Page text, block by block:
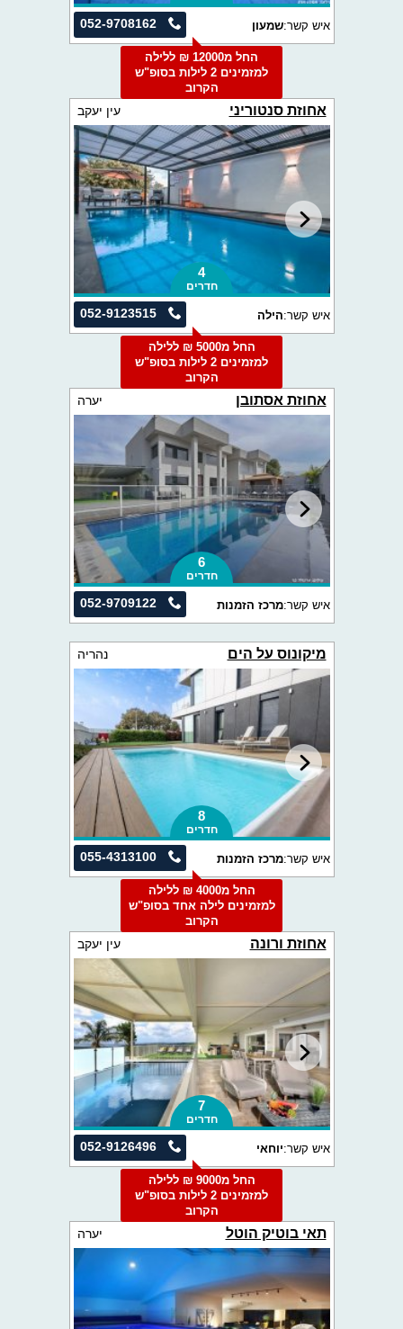
052-9708162 איש קשר:שמעון
החל מ12000 ₪ ללילה
למזמינים 2 לילות בסופ"ש
הקרוב
אחוזת סנטוריני עין יעקב
4
חדרים
052-9123515 איש קשר:הילה
החל מ5000 ₪ ללילה
למזמינים 2 לילות בסופ"ש
הקרוב
אחוזת אסתובן יערה
6
חדרים
052-9709122 איש קשר:מרכז הזמנות
מיקונוס על הים נהריה
8
חדרים
055-4313100 איש קשר:מרכז הזמנות
החל מ4000 ₪ ללילה
למזמינים לילה אחד בסופ"ש
הקרוב
אחוזת ורונה עין יעקב
7
חדרים
052-9126496 איש קשר:יוחאי
החל מ9000 ₪ ללילה
למזמינים 2 לילות בסופ"ש
הקרוב
תאי בוטיק הוטל יערה